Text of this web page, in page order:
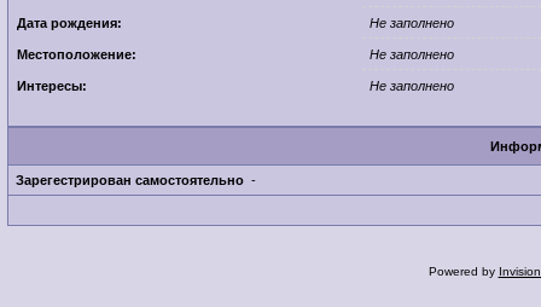
Дата рождения: Не заполнено
Местоположение: Не заполнено
Интересы: Не заполнено
Зарегестрирован самостоятельно -
Powered by